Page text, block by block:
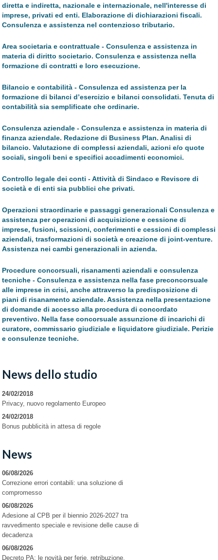
diretta e indiretta, nazionale e internazionale, nell'interesse di
imprese, privati ed enti. Elaborazione di dichiarazioni fiscali.
Consulenza e assistenza nel contenzioso tributario.
Area societaria e contrattuale -Consulenza e assistenza in
materia di diritto societario. Consulenza e assistenza nella
formazione di contratti e loro esecuzione.
Bilancio e contabilità -Consulenza ed assistenza per la
formazione di bilanci d’esercizio e bilanci consolidati. Tenuta di
contabilità sia semplificate che ordinarie.
Consulenza aziendale -Consulenza e assistenza in materia di
finanza aziendale. Redazione di Business Plan. Analisi di
bilancio. Valutazione di complessi aziendali, azioni e/o quote
sociali, singoli beni e specifici accadimenti economici.
Controllo legale dei conti -Attività di Sindaco e Revisore di
società e di enti sia pubblici che privati.
Operazioni straordinarie e passaggi generazionaliConsulenza e
assistenza per operazioni di acquisizione e cessione di
imprese, fusioni, scissioni, conferimenti e cessioni di complessi
aziendali, trasformazioni di società e creazione di joint-venture.
Assistenza nei cambi generazionali in azienda.
Procedure concorsuali, risanamenti aziendali e consulenza
tecniche -Consulenza e assistenza nella fase preconcorsuale
alle imprese in crisi, anche attraverso la predisposizione di
piani di risanamento aziendale. Assistenza nella presentazione
di domande di accesso alla procedura di concordato
preventivo. Nella fase concorsuale assunzione di incarichi di
curatore, commissario giudiziale e liquidatore giudiziale. Perizie
e consulenze tecniche.
News dello studio
24/02/2018
Privacy, nuovo regolamento Europeo
24/02/2018
Bonus pubblicità in attesa di regole
News
06/08/2026
Correzione errori contabili: una soluzione di
compromesso
06/08/2026
Adesione al CPB per il biennio 2026-2027 tra
ravvedimento speciale e revisione delle cause di
decadenza
06/08/2026
Decreto PA: le novità per ferie, retribuzione,